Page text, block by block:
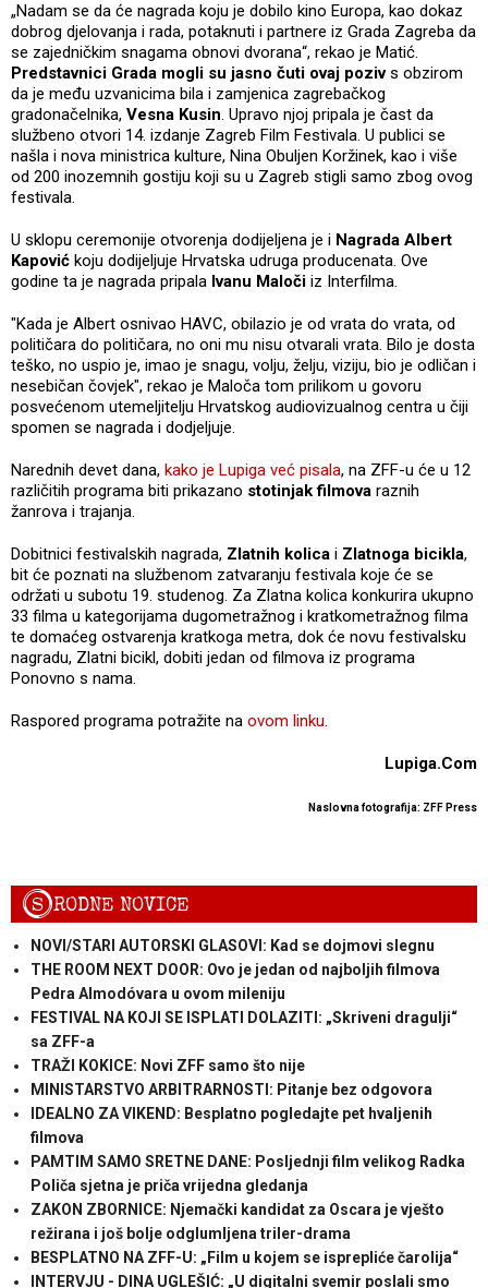
„Nadam se da će nagrada koju je dobilo kino Europa, kao dokaz
dobrog djelovanja i rada, potaknuti i partnere iz Grada Zagreba da
se zajedničkim snagama obnovi dvorana“, rekao je Matić.
Predstavnici Grada mogli su jasno čuti ovaj pozivs obzirom
da je među uzvanicima bila i zamjenica zagrebačkog
gradonačelnika, Vesna Kusin. Upravo njoj pripala je čast da
službeno otvori 14. izdanje Zagreb Film Festivala. U publici se
našla i nova ministrica kulture, Nina Obuljen Koržinek, kao i više
od 200 inozemnih gostiju koji su u Zagreb stigli samo zbog ovog
festivala.
U sklopu ceremonije otvorenja dodijeljena je i Nagrada Albert
Kapović koju dodijeljuje Hrvatska udruga producenata. Ove
godine ta je nagrada pripala Ivanu Maloči iz Interfilma.
"Kada je Albert osnivao HAVC, obilazio je od vrata do vrata, od
političara do političara, no oni mu nisu otvarali vrata. Bilo je dosta
teško, no uspio je, imao je snagu, volju, želju, viziju, bio je odličan i
nesebičan čovjek", rekao je Maloča tom prilikom u govoru
posvećenom utemeljitelju Hrvatskog audiovizualnog centra u čiji
spomen se nagrada i dodjeljuje.
Narednih devet dana, kako je Lupiga već pisala, na ZFF-u će u 12
različitih programa biti prikazano stotinjak filmova raznih
žanrova i trajanja.
Dobitnici festivalskih nagrada, Zlatnih kolica i Zlatnoga bicikla,
bit će poznati na službenom zatvaranju festivala koje će se
održati u subotu 19. studenog. Za Zlatna kolica konkurira ukupno
33 filma u kategorijama dugometražnog i kratkometražnog filma
te domaćeg ostvarenja kratkoga metra, dok će novu festivalsku
nagradu, Zlatni bicikl, dobiti jedan od filmova iz programa
Ponovno s nama.
Raspored programa potražite na ovom linku.
Lupiga.Com
Naslovna fotografija: ZFF Press
SRODNE NOVICE
NOVI/STARI AUTORSKI GLASOVI: Kad se dojmovi slegnu
THE ROOM NEXT DOOR: Ovo je jedan od najboljih filmova
Pedra Almodóvara u ovom mileniju
FESTIVAL NA KOJI SE ISPLATI DOLAZITI: „Skriveni dragulji“
sa ZFF-a
TRAŽI KOKICE: Novi ZFF samo što nije
MINISTARSTVO ARBITRARNOSTI: Pitanje bez odgovora
IDEALNO ZA VIKEND: Besplatno pogledajte pet hvaljenih
filmova
PAMTIM SAMO SRETNE DANE: Posljednji film velikog Radka
Poliča sjetna je priča vrijedna gledanja
ZAKON ZBORNICE: Njemački kandidat za Oscara je vješto
režirana i još bolje odglumljena triler-drama
BESPLATNO NA ZFF-U: „Film u kojem se isprepliće čarolija“
INTERVJU - DINA UGLEŠIĆ: „U digitalni svemir poslali smo